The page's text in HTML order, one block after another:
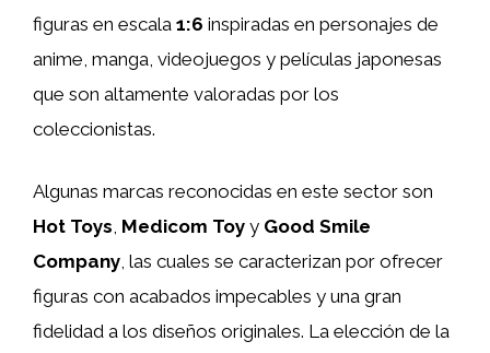
figuras en escala 1:6 inspiradas en personajes de
anime, manga, videojuegos y películas japonesas
que son altamente valoradas por los
coleccionistas.
Algunas marcas reconocidas en este sector son
Hot Toys, Medicom Toy y Good Smile
Company, las cuales se caracterizan por ofrecer
figuras con acabados impecables y una gran
fidelidad a los diseños originales. La elección de la